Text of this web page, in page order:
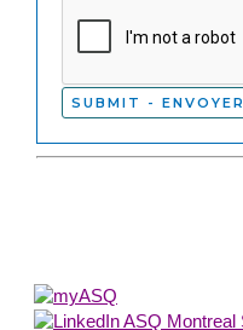
SUBMIT - ENVOYER